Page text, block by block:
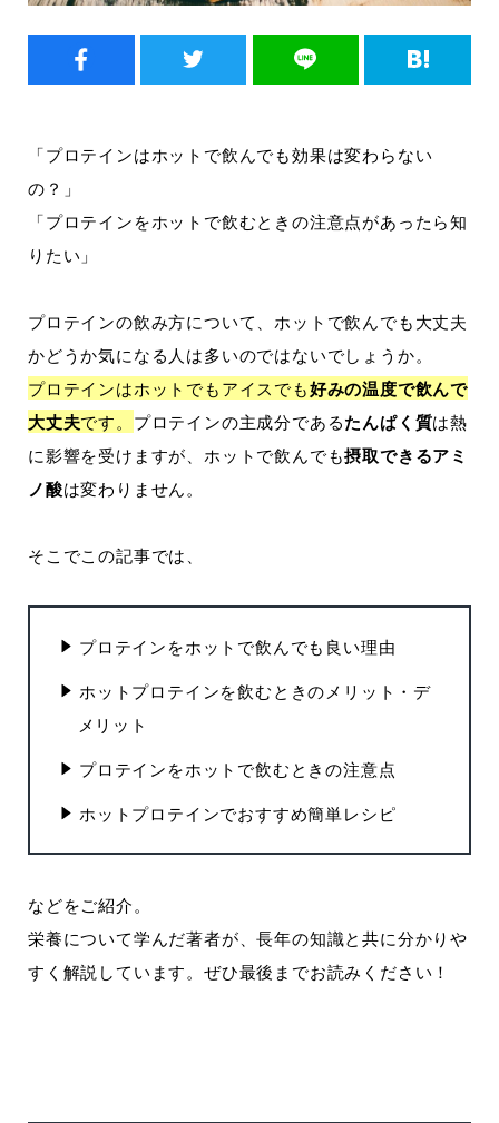
「プロテインはホットで飲んでも効果は変わらない
の？」
「プロテインをホットで飲むときの注意点があったら知
りたい」
プロテインの飲み方について、ホットで飲んでも大丈夫
かどうか気になる人は多いのではないでしょうか。
プロテインはホットでもアイスでも好みの温度で飲んで
大丈夫です。 プロテインの主成分であるたんぱく質は熱
に影響を受けますが、ホットで飲んでも摂取できるアミ
ノ酸は変わりません。
そこでこの記事では、
プロテインをホットで飲んでも良い理由
ホットプロテインを飲むときのメリット・デ
メリット
プロテインをホットで飲むときの注意点
ホットプロテインでおすすめ簡単レシピ
などをご紹介。
栄養について学んだ著者が、長年の知識と共に分かりや
すく解説しています。ぜひ最後までお読みください！